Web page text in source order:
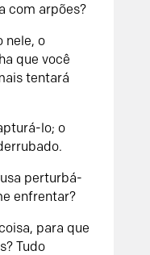
com arpões?
nele, o
que você
tentará
lo; o
perturbá-
enfrentar?
para que
Tudo